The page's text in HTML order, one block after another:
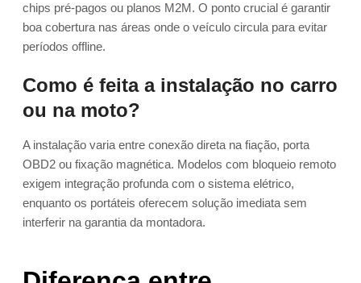
chips pré-pagos ou planos M2M. O ponto crucial é garantir
boa cobertura nas áreas onde o veículo circula para evitar
períodos offline.
Como é feita a instalação no carro
ou na moto?
A instalação varia entre conexão direta na fiação, porta
OBD2 ou fixação magnética. Modelos com bloqueio remoto
exigem integração profunda com o sistema elétrico,
enquanto os portáteis oferecem solução imediata sem
interferir na garantia da montadora.